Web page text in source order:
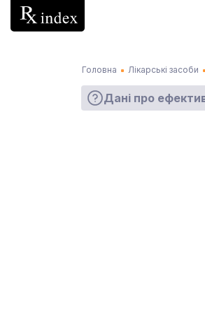
Головна Лікарські засоби
Дані про